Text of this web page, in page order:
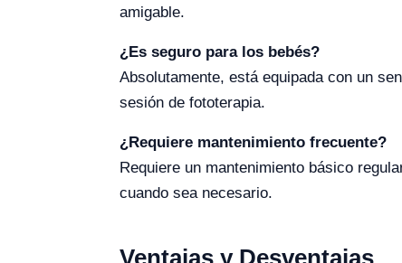
amigable.
¿Es seguro para los bebés?
Absolutamente, está equipada con un
sesión de fototerapia.
¿Requiere mantenimiento frecuente?
Requiere un mantenimiento básico
cuando sea necesario.
Ventajas y Desventajas